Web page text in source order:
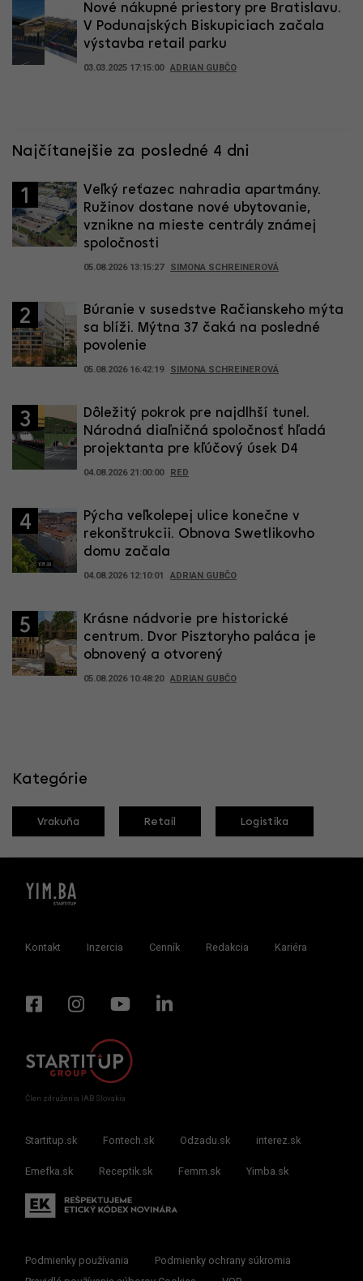
Nové nákupné priestory pre Bratislavu.
V Podunajských Biskupiciach začala
výstavba retail parku
03.03.2025 17:15:00 ADRIAN GUBČO
Najčítanejšie za posledné 4 dni
1
Veľký reťazec nahradia apartmány.
Ružinov dostane nové ubytovanie,
vznikne na mieste centrály známej
spoločnosti
05.08.2026 13:15:27 SIMONA SCHREINEROVÁ
2
Búranie v susedstve Račianskeho mýta
sa blíži. Mýtna 37 čaká na posledné
povolenie
05.08.2026 16:42:19 SIMONA SCHREINEROVÁ
3
Dôležitý pokrok pre najdlhší tunel.
Národná diaľničná spoločnosť hľadá
projektanta pre kľúčový úsek D4
04.08.2026 21:00:00 RED
4
Pýcha veľkolepej ulice konečne v
rekonštrukcii. Obnova Swetlikovho
domu začala
04.08.2026 12:10:01 ADRIAN GUBČO
5
Krásne nádvorie pre historické
centrum. Dvor Pisztoryho paláca je
obnovený a otvorený
05.08.2026 10:48:20 ADRIAN GUBČO
Kategórie
Vrakuňa Retail Logistika
Kontakt Inzercia Cenník Redakcia Kariéra
Člen združenia IAB Slovakia
Startitup.sk Fontech.sk Odzadu.sk interez.sk
Emefka.sk Receptik.sk Femm.sk Yimba.sk
Podmienky používania
Podmienky ochrany súkromia